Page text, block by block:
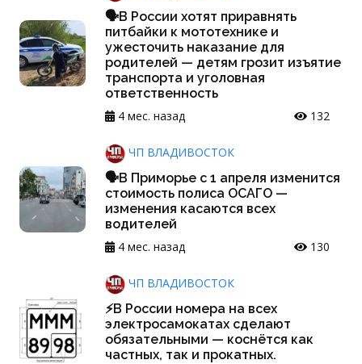
🗣В России хотят приравнять
питбайки к мототехнике и
ужесточить наказание для
родителей — детям грозит изъятие
транспорта и уголовная
ответственность
4 мес. назад
132
ЧП ВЛАДИВОСТОК
🗣В Приморье с 1 апреля изменится
стоимость полиса ОСАГО —
изменения касаются всех
водителей
4 мес. назад
130
ЧП ВЛАДИВОСТОК
⚡️В России номера на всех
электросамокатах сделают
обязательными — коснётся как
частных, так и прокатных.